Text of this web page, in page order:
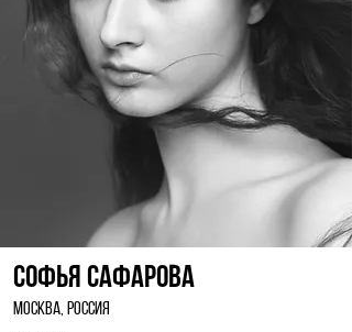
Софья Сафарова
Москва, Россия